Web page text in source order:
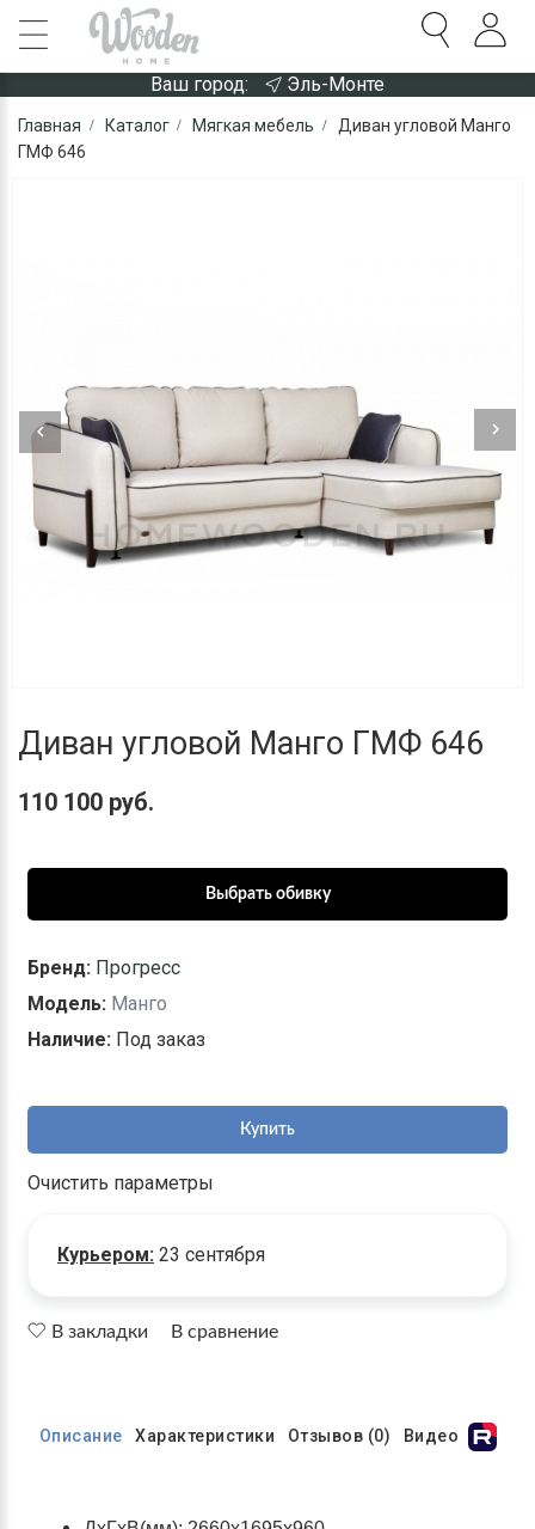
Ваш город: Эль-Монте
Главная Каталог Мягкая мебель
Диван угловой Манго
ГМФ 646
Диван угловой Манго ГМФ 646
110 100 руб.
Бренд: Прогресс
Модель: Манго
Наличие: Под заказ
Купить
Очистить параметры
Курьером: 23 сентября
В закладки В сравнение
Описание Характеристики Отзывов (0) Видео